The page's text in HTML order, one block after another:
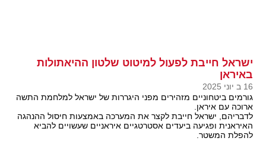
ישראל חייבת לפעול למיטוט שלטון ההיאתולות
באיראן
16 ב יוני 2025
גורמים ביטחוניים מזהירים מפני היגררות של ישראל למלחמת התשה
ארוכה עם איראן.
לדבריהם, ישראל חייבת לקצר את המערכה באמצעות חיסול ההנהגה
האיראנית ופגיעה ביעדים אסטרטגיים איראניים שעשויים להביא
להפלת המשטר.